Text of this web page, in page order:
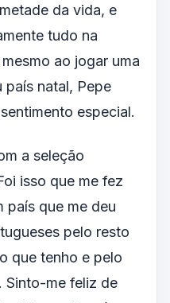
da vida, e
tudo na
ao jogar uma
país natal, Pepe
especial.
a seleção
isso que me fez
país que me deu
pelo resto
que tenho e pelo
Sinto-me feliz de